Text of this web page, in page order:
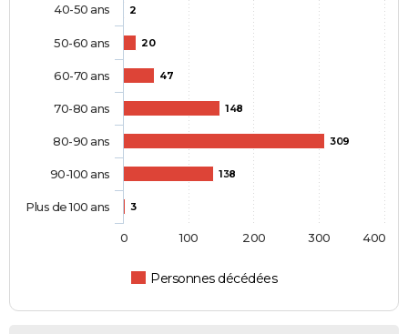
2
20
47
148
309
138
3
Personnes décédées
40-50 ans
50-60 ans
60-70 ans
70-80 ans
80-90 ans
90-100 ans
Plus de 100 ans
0 100 200 300 400